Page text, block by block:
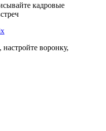
кадровые
воронку,